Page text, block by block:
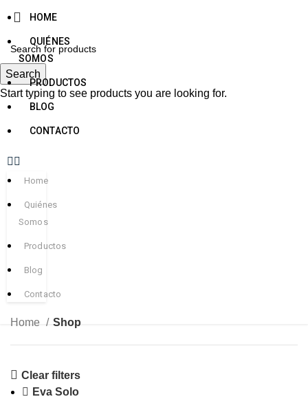
HOME
QUIÉNES
SOMOS
PRODUCTOS
BLOG
CONTACTO
Home
Quiénes
Somos
Productos
Blog
Contacto
Home Shop
Clear filters
Eva Solo
Search
Start typing to see products you are looking for.